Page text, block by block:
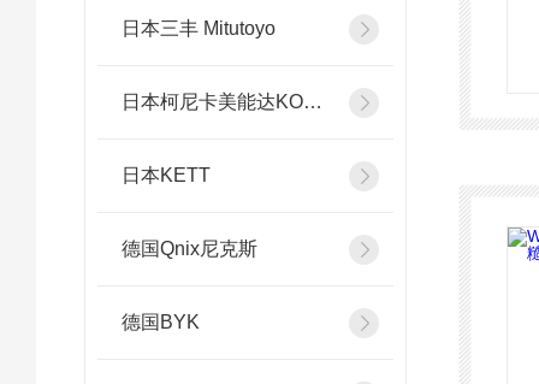
日本三丰 Mitutoyo
日本柯尼卡美能达KONICA MINOLTA
日本KETT
德国Qnix尼克斯
德国BYK